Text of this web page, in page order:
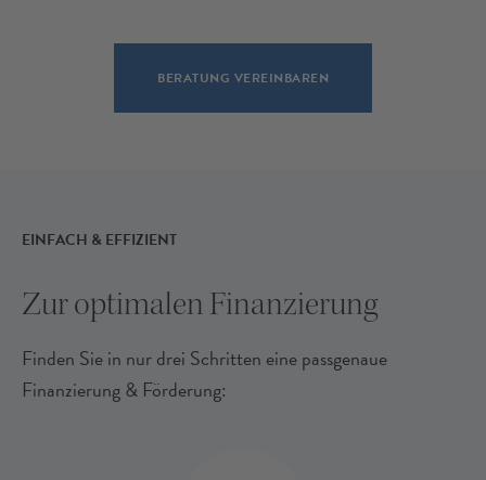
BERATUNG VEREINBAREN
EINFACH & EFFIZIENT
Zur optimalen Finanzierung
Finden Sie in nur drei Schritten eine passgenaue
Finanzierung & Förderung: